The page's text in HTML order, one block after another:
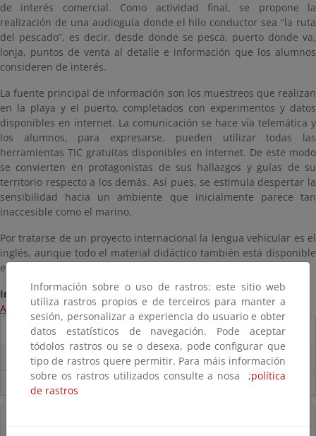
de interés comercial. Como actividad final, se propone la
realización de una audioguía donde el hilo conductor sea “la ruta
del pescado”, es decir, desde donde se pesca, puerto donde va,
lonja, puntos de venta al detalle e información que los alumnos
consideren de interés.
La fuente principal de información son los muestreos que realizan
en la playa y el puerto, completados con experimentos y datos
disponibles en internet. La comunicación se hace vía telemática y
los alumnos, para expresarse, pueden utilizar todas las
herramientas TIC gratuitas disponibles en internet. De este modo
se convierten en protagonistas de sus hallazgos y guías de su
territorio respecto a los demás. Así pues, se estimula despertar la
sensibilidad hacia un ambiente que inicialmente parece tan
inaccesible como el marino.
Por tratarse de un proyecto internacional la lengua vehicular es el
inglés, aunque todo el material didáctico también está disponible
en español, catalán e italiano.
Información:
Acceso a la página web del proyecto
Destacados
Carpeta Informativa del CENEAM.
Suscríbete a la Carpeta Informativa del Ceneam
Información sobre o uso de rastros: este sitio web
utiliza rastros propios e de terceiros para manter a
sesión, personalizar a experiencia do usuario e obter
datos estatísticos de navegación. Pode aceptar
tódolos rastros ou se o desexa, pode configurar que
tipo de rastros quere permitir. Para máis información
sobre os rastros utilizados consulte a nosa ;política
de rastros